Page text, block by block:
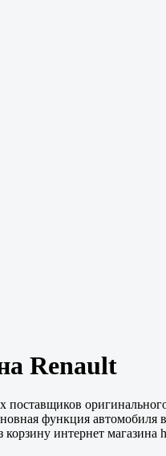
Renault
поставщиков
функция
корзину интернет